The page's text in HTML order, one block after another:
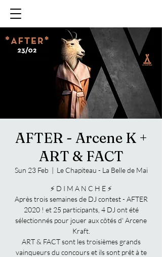
AFTER - Arcene K +
ART & FACT
Sun 23 Feb
  |
Le Chapiteau - La Belle de Mai
⚡ D I M A N C H E ⚡
Après trois semaines de DJ contest - AFTER
2020 ! et 25 participants, 4 DJ ont été
sélectionnés pour jouer aux côtés d' Arcene
Kraft.
ART & FACT sont les troisièmes grands
vainqueurs du concours et ils sont prêt à te